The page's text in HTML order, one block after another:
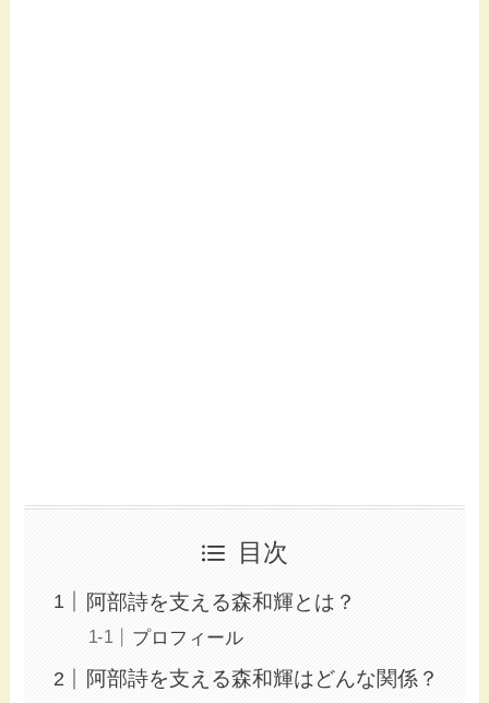
目次
阿部詩を支える森和輝とは？
プロフィール
阿部詩を支える森和輝はどんな関係？